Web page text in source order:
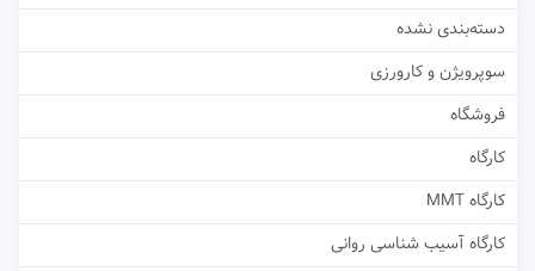
دسته‌بندی نشده
سوپرویژن و کارورزی
فروشگاه
کارگاه
کارگاه MMT
کارگاه آسیب شناسی روانی